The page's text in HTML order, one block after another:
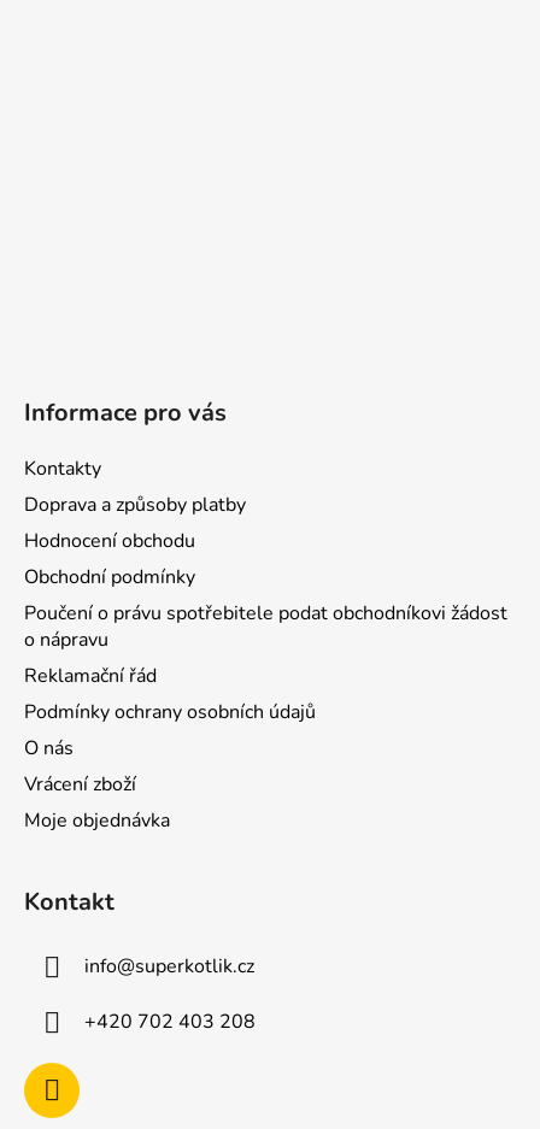
Informace pro vás
Kontakty
Doprava a způsoby platby
Hodnocení obchodu
Obchodní podmínky
Poučení o právu spotřebitele podat obchodníkovi žádost
o nápravu
Reklamační řád
Podmínky ochrany osobních údajů
O nás
Vrácení zboží
Moje objednávka
Kontakt
info@superkotlik.cz
+420 702 403 208